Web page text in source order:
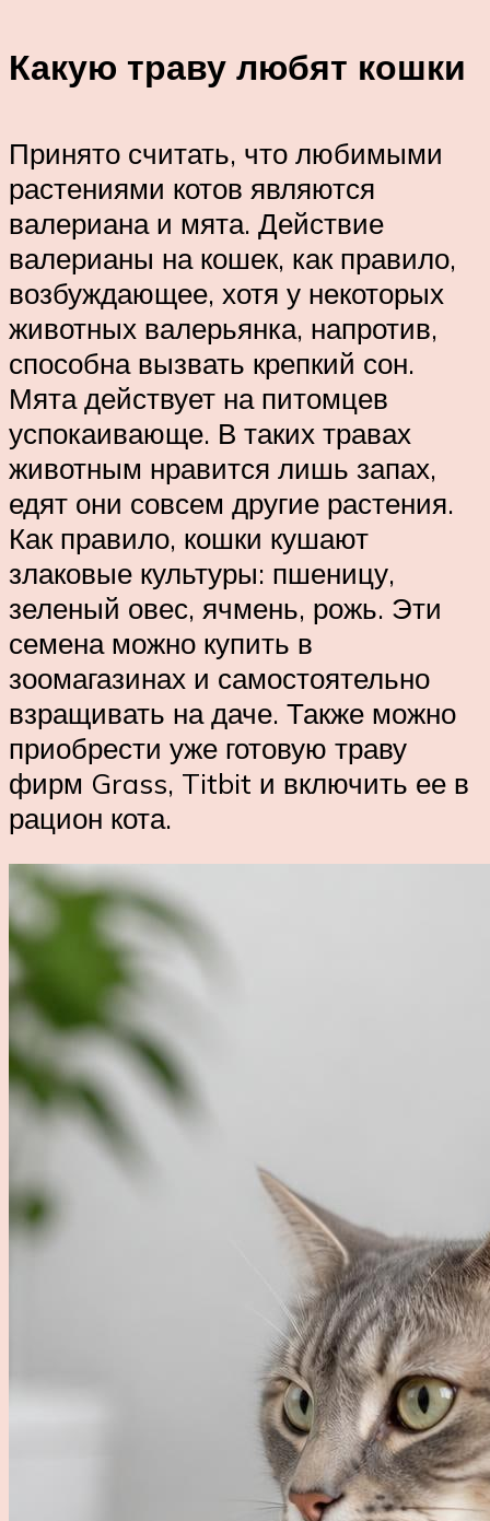
Какую траву любят кошки
Принято считать, что любимыми
растениями котов являются
валериана и мята. Действие
валерианы на кошек, как правило,
возбуждающее, хотя у некоторых
животных валерьянка, напротив,
способна вызвать крепкий сон.
Мята действует на питомцев
успокаивающе. В таких травах
животным нравится лишь запах,
едят они совсем другие растения.
Как правило, кошки кушают
злаковые культуры: пшеницу,
зеленый овес, ячмень, рожь. Эти
семена можно купить в
зоомагазинах и самостоятельно
взращивать на даче. Также можно
приобрести уже готовую траву
фирм Grass, Titbit и включить ее в
рацион кота.